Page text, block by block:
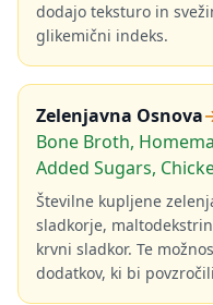
dodajo teksturo in
glikemični indeks.
Zelenjavna Osnova
Bone Broth,
Added Sugars,
Številne kupljene
sladkorje,
krvni sladkor. Te
dodatkov, ki bi